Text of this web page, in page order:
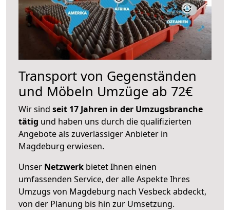
Transport von Gegenständen
und Möbeln Umzüge ab 72€
Wir sind seit 17 Jahren in der Umzugsbranche
tätig und haben uns durch die qualifizierten
Angebote als zuverlässiger Anbieter in
Magdeburg erwiesen.
Unser Netzwerk bietet Ihnen einen
umfassenden Service, der alle Aspekte Ihres
Umzugs von Magdeburg nach Vesbeck abdeckt,
von der Planung bis hin zur Umsetzung.